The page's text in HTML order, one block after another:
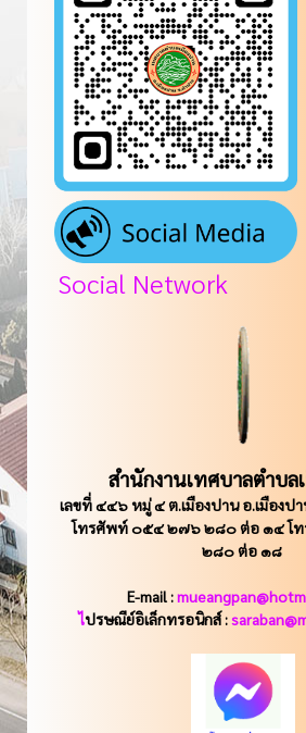
Social Network
สำนักงานเทศบาลตำบล
เลขที่ ๔๔๖ หมู่ ๔ ต.เมืองปาน อ.เมืองป
โทรศัพท์ ๐๕๔ ๒๗๖ ๒๘๐ ต่อ ๑๔ โท
๒๘๐ ต่อ ๑๘
E-mail :
ไปรษณีย์อิเล็กทรอนิกส์ :